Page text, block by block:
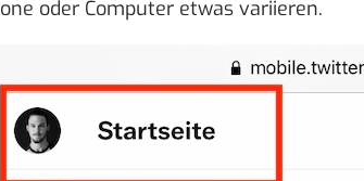
oder Computer etwas variieren.